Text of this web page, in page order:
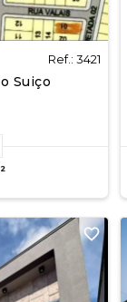
Ref.: 3421
Suiço